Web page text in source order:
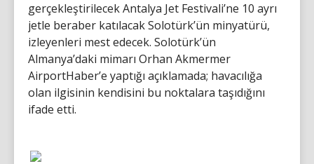
gerçekleştirilecek Antalya Jet Festivali’ne 10 ayrı
jetle beraber katılacak Solotürk’ün minyatürü,
izleyenleri mest edecek. Solotürk’ün
Almanya’daki mimarı Orhan Akmermer
AirportHaber’e yaptığı açıklamada; havacılığa
olan ilgisinin kendisini bu noktalara taşıdığını
ifade etti.